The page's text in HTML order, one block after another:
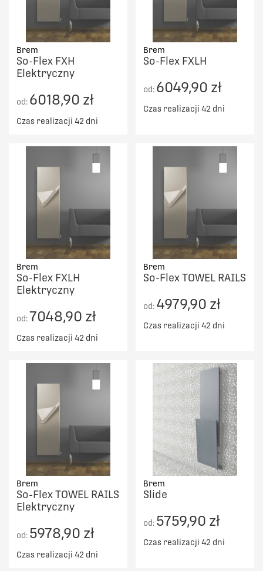
Brem
So-Flex FXH
Elektryczny
od: 6018,90 zł
Czas realizacji 42 dni
Brem
So-Flex FXLH
od: 6049,90 zł
Czas realizacji 42 dni
Brem
So-Flex FXLH
Elektryczny
od:7048,90 zł
Czas realizacji 42 dni
Brem
So-Flex TOWEL RAILS
od: 4979,90 zł
Czas realizacji 42 dni
Brem
So-Flex TOWEL RAILS
Elektryczny
od: 5978,90 zł
Czas realizacji 42 dni
Brem
Slide
od: 5759,90 zł
Czas realizacji 42 dni